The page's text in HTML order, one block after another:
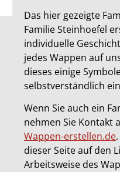
Das hier gezeigte
Familie Steinhoefel
individuelle
jedes Wappen auf
dieses einige
selbstverständlich
Wenn Sie auch ein
nehmen Sie Kontakt
Wappen-erstellen.de
dieser Seite auf den
Arbeitsweise des